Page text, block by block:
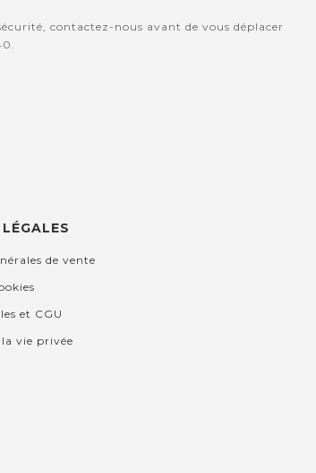
contactez-nous avant de vous déplacer
de vente
et CGU
vie privée